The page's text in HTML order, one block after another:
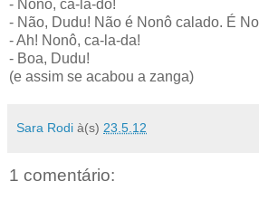
- Nonô, ca-la-do!
- Não, Dudu! Não é Nonô calado. É
- Ah! Nonô, ca-la-da!
- Boa, Dudu!
(e assim se acabou a zanga)
Sara Rodi à(s) 23.5.12
1 comentário: